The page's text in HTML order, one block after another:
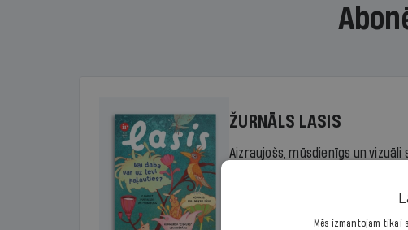
ŽURNĀLS LASIS
Aizraujošs, mūsdienīgs un
Mēs izmantojam tikai